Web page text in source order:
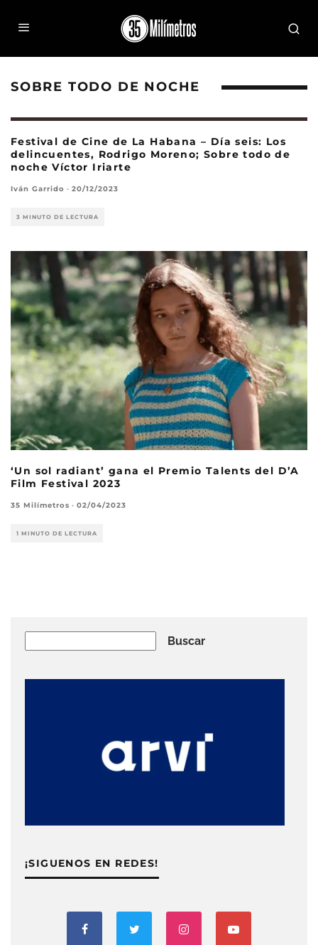
SOBRE TODO DE NOCHE
Festival de Cine de La Habana – Día seis: Los
delincuentes, Rodrigo Moreno; Sobre todo de
noche Víctor Iriarte
Iván Garrido · 20/12/2023
3 MINUTO DE LECTURA
‘Un sol radiant’ gana el Premio Talents del D’A
Film Festival 2023
35 Milímetros · 02/04/2023
1 MINUTO DE LECTURA
Buscar
¡SIGUENOS EN REDES!